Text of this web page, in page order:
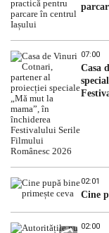
07:00
Casa
02:01
Cine
02:00